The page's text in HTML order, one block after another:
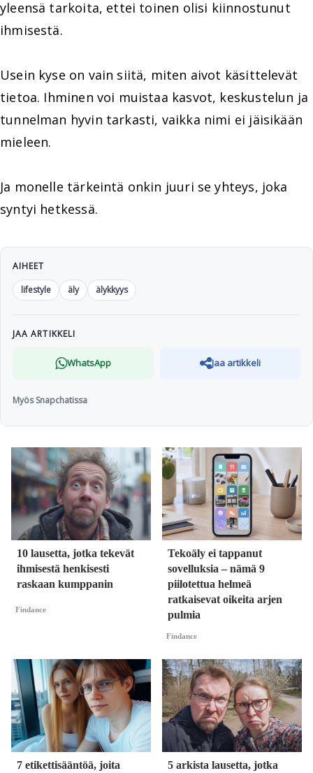
yleensä tarkoita, ettei toinen olisi kiinnostunut
ihmisestä.
Usein kyse on vain siitä, miten aivot käsittelevät
tietoa. Ihminen voi muistaa kasvot, keskustelun ja
tunnelman hyvin tarkasti, vaikka nimi ei jäisikään
mieleen.
Ja monelle tärkeintä onkin juuri se yhteys, joka
syntyi hetkessä.
AIHEET
lifestyle
äly älykkyys
JAA ARTIKKELI
WhatsApp Jaa artikkeli
Myös Snapchatissa
10 lausetta, jotka tekevät
ihmisestä henkisesti
raskaan kumppanin
Findance
Tekoäly ei tappanut
sovelluksia – nämä 9
piilotettua helmeä
ratkaisevat oikeita arjen
pulmia
Findance
7 etikettisääntöä, joita
5 arkista lausetta, jotka